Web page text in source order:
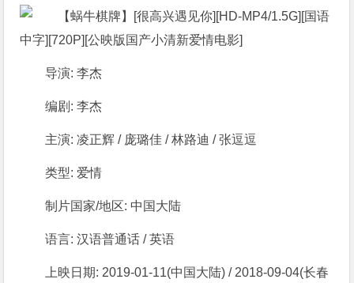
导演: 李杰
编剧: 李杰
主演: 凌正辉 / 庞璐佳 / 林路迪 / 张逗逗
类型: 爱情
制片国家/地区: 中国大陆
语言: 汉语普通话 / 英语
上映日期: 2019-01-11(中国大陆) / 2018-09-04(长春